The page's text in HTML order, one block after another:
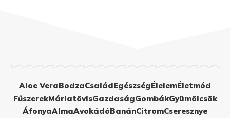
Aloe VeraBodzaCsaládEgészségÉlelemÉletmód
FűszerekMáriatövisGazdaságGombákGyümölcsök
ÁfonyaAlmaAvokádóBanánCitromCseresznye